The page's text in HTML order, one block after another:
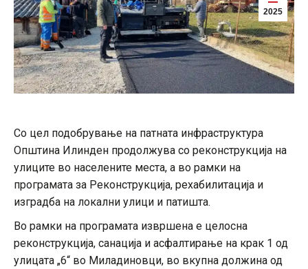
2025
Со цел подобрување на патната инфраструктура
Општина Илинден продолжува со реконструкција на
улиците во населените места, а во рамки на
програмата за Реконструкција, рехабилитација и
изградба на локални улици и патишта.
Во рамки на програмата извршена е целосна
реконструкција, санација и асфалтирање на крак 1 од
улицата „6“ во Миладиновци, во вкупна должина од